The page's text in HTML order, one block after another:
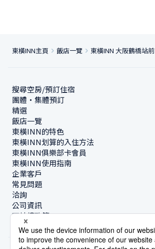
東橫INN主頁 飯店一覽 東橫INN 大阪鶴橋站前
搜尋空房/預訂住宿
團體・集體預訂
精選
飯店一覽
東橫INN的特色
東橫INN划算的入住方法
東橫INN俱樂部卡會員
東橫INN使用指南
企業客戶
常見問題
洽詢
公司資訊
可持續政策